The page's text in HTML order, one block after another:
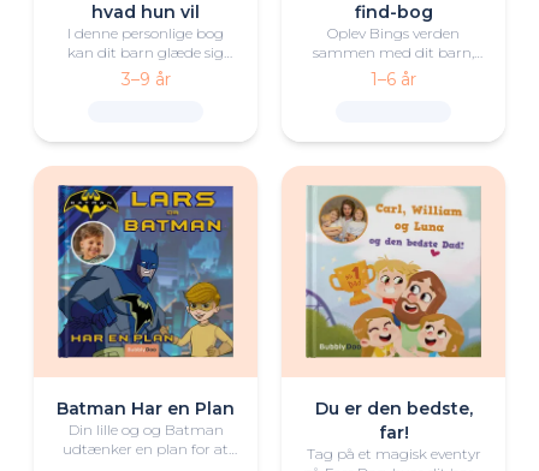
hvad hun vil
I denne personlige bog
kan dit barn glæde sig
over at udforske
spændende karriereveje
"Brooklyn"!
3–9 år
find-bog
Oplev Bings verden
sammen med dit barn,
Bing og hans venner i
denne personlige søge- og
1–6 år
Batman Har en Plan
Din lille og og Batman
udtænker en plan for at
Du er den bedste,
far!
Tag på et magisk eventyr